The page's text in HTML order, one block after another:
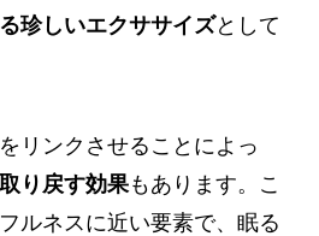
珍しいエクササイズとして
リンクさせることによっ
り戻す効果もあります。こ
ルネスに近い要素で、眠る